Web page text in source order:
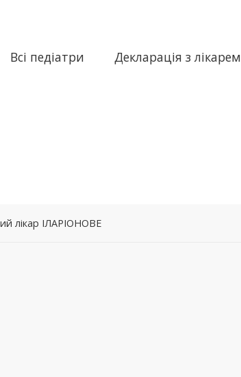
Всі педіатри Декларація з лікарем
лікар ІЛАРІОНОВЕ